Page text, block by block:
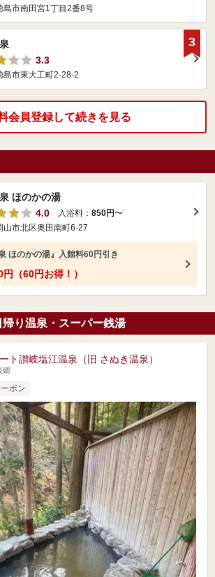
島市南田宮1丁目2番8号
3.3
島市東大工町2-28-2
3
会員登録して続きを見る
ほのかの湯
4.0
入浴料： 850円〜
山市北区奥田南町6-27
ほのかの湯』入館料60円引き
円（60円お得！）
帰り温泉・スーパー銭湯
ト讃岐塩江温泉（旧 さぬき温泉）
郷
ポン